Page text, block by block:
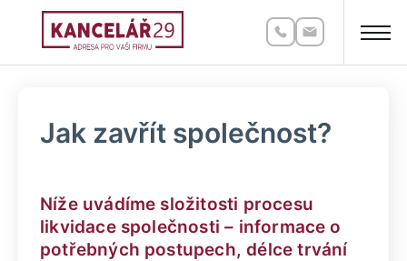
Jak zavřít společnost?
Níže uvádíme složitosti procesu
likvidace společnosti – informace o
potřebných postupech, délce trvání